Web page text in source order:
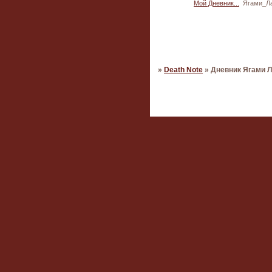
Мой Дневник...
»Death Note »Дневник Ягами